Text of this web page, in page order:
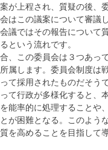
が上程され、質疑の後、
はこの議案について審議
議ではその報告について
という流れです。
、この委員会は３つあっ
属します。委員会制度は
て採用されたものだそう
て行政が多様化すると、
能率的に処理することや
が困難となる。このよう
を高めることを目指して